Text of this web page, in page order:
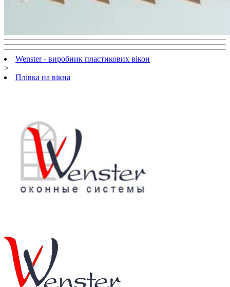
Wenster - виробник пластикових вікон
>
Плівка на вікна